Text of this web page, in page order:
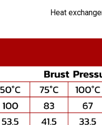
Heat